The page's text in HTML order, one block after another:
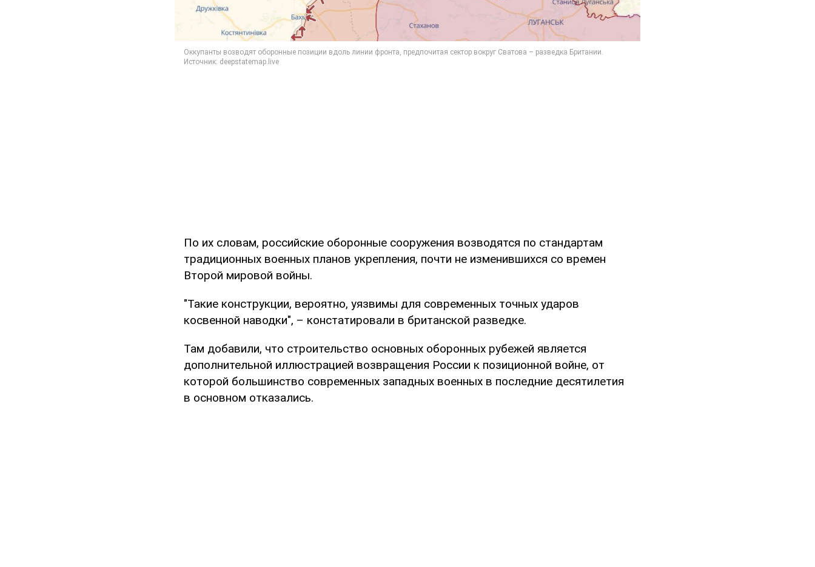
По их словам, российские оборонные сооружения возводятся по стандартам
традиционных военных планов укрепления, почти не изменившихся со времен
Второй мировой войны.
"Такие конструкции, вероятно, уязвимы для современных точных ударов
косвенной наводки", – констатировали в британской разведке.
Там добавили, что строительство основных оборонных рубежей является
дополнительной иллюстрацией возвращения России к позиционной войне, от
которой большинство современных западных военных в последние десятилетия
в основном отказались.